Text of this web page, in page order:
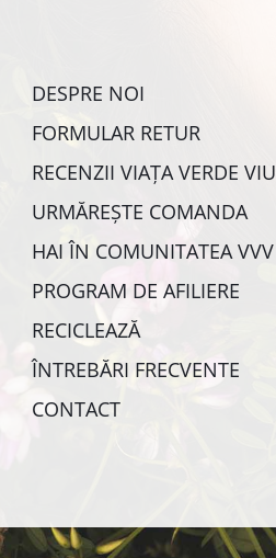
DESPRE NOI
FORMULAR RETUR
RECENZII VIAȚA VERDE VIU
URMĂREȘTE COMANDA
HAI ÎN COMUNITATEA VVV
PROGRAM DE AFILIERE
RECICLEAZĂ
ÎNTREBĂRI FRECVENTE
CONTACT